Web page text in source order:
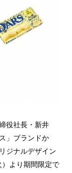
役社長・新井
」ブランドか
ジナルデザイン
より期間限定で